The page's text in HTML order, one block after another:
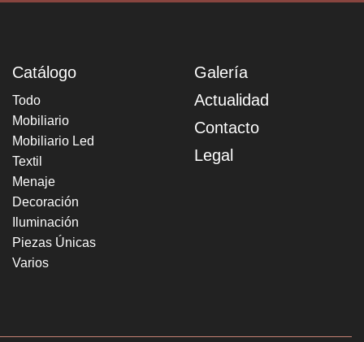
Catálogo
Todo
Mobiliario
Mobiliario Led
Textil
Menaje
Decoración
Iluminación
Piezas Únicas
Varios
Galería
Actualidad
Contacto
Legal